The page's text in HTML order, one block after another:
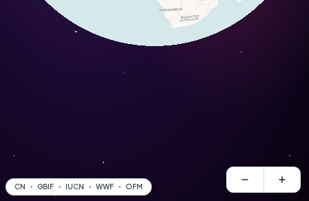
CN GBIF IUCN WWF OFM